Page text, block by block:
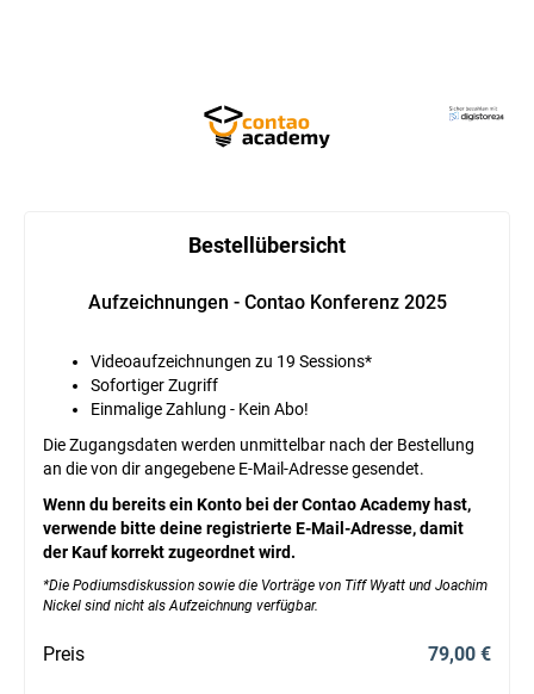
Bestellübersicht
Aufzeichnungen - Contao Konferenz 2025
Videoaufzeichnungen zu 19 Sessions*
Sofortiger Zugriff
Einmalige Zahlung - Kein Abo!
Die Zugangsdaten werden unmittelbar nach der Bestellung
an die von dir angegebene E-Mail-Adresse gesendet.
Wenn du bereits ein Konto bei der Contao Academy hast,
verwende bitte deine registrierte E-Mail-Adresse, damit
der Kauf korrekt zugeordnet wird.
*Die Podiumsdiskussion sowie die Vorträge von Tiff Wyatt und Joachim
Nickel sind nicht als Aufzeichnung verfügbar.
Preis 79,00 €